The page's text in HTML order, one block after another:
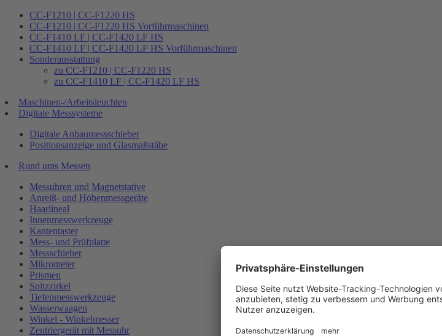
CC-F1210 | CC-F1220 HS
CC-F1210 | CC-F1220 HS Vorführmaschinen
CC-F1410 LF | CC-F1420 LF HS
CC-F1410 LF | CC-F1420 LF HS Vorführmaschinen
Sonderausstattung
zu CC-F1210 | CC-F1220 HS
zu CC-F1410 LF | CC-F1420 LF HS
Maschinen-/Arbeitsleuchten
Digitale Messsysteme
Digitale Anbaumessschieber
Positionsanzeige und Glasmaßstäbe
Rund ums Messen
Messuhren und Magnetstative
Anreiß- und Höhenmessgeräte
Haarlineal
Innenmesswerkzeuge
Kantentaster
Mess- und Prüfplatte
Messschieber
Mikrometer
Prismen
Spitzzirkel
Tiefenmesswerkzeuge
Wasserwaagen
Winkel - Winkelmesser
Zentriergerät mit Messuhr